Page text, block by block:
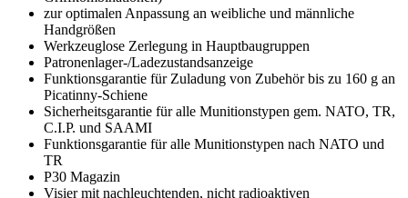
zur optimalen Anpassung an weibliche und männliche
Handgrößen
Werkzeuglose Zerlegung in Hauptbaugruppen
Patronenlager-/Ladezustandsanzeige
Funktionsgarantie für Zuladung von Zubehör bis zu 160 g an
Picatinny-Schiene
Sicherheitsgarantie für alle Munitionstypen gem. NATO, TR,
C.I.P. und SAAMI
Funktionsgarantie für alle Munitionstypen nach NATO und
TR
P30 Magazin
Visier mit nachleuchtenden, nicht radioaktiven